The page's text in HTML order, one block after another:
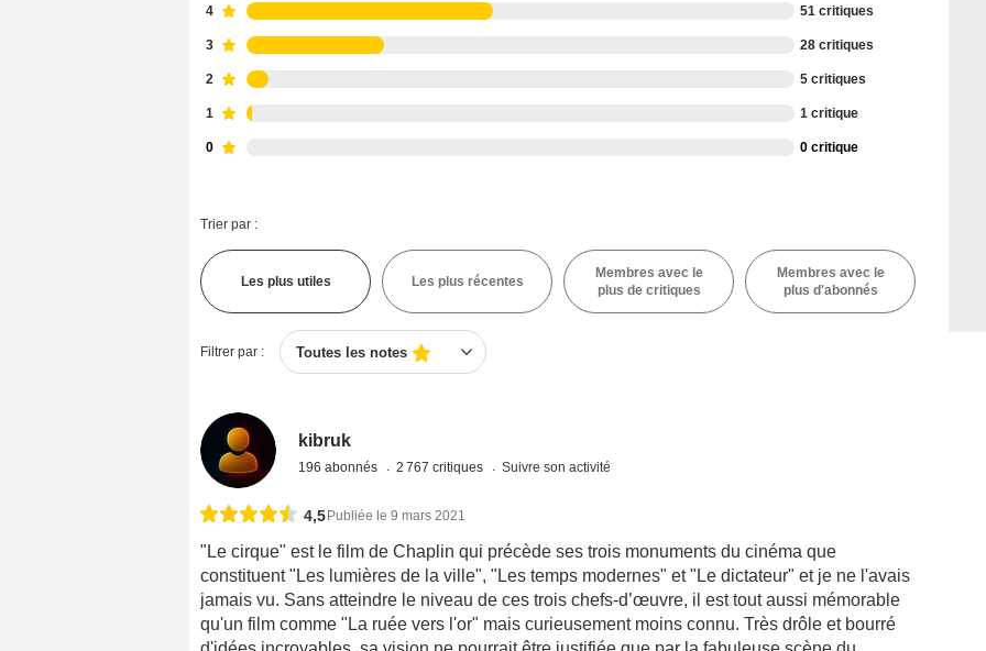
4 51 critiques
3 28 critiques
2 5 critiques
1 1 critique
0 0 critique
Trier par :
Les plus utiles Les plus récentes
Membres avec le
plus de critiques
Membres avec le
plus d'abonnés
Filtrer par : Toutes les notes
kibruk
196 abonnés 2 767 critiques Suivre son activité
4,5 Publiée le 9 mars 2021
"Le cirque" est le film de Chaplin qui précède ses trois monuments du cinéma que
constituent "Les lumières de la ville", "Les temps modernes" et "Le dictateur" et je ne l'avais
jamais vu. Sans atteindre le niveau de ces trois chefs-d’œuvre, il est tout aussi mémorable
qu'un film comme "La ruée vers l'or" mais curieusement moins connu. Très drôle et bourré